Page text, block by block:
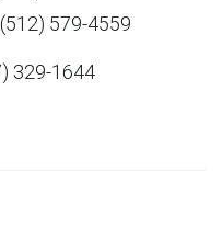
(512) 579-4559
329-1644